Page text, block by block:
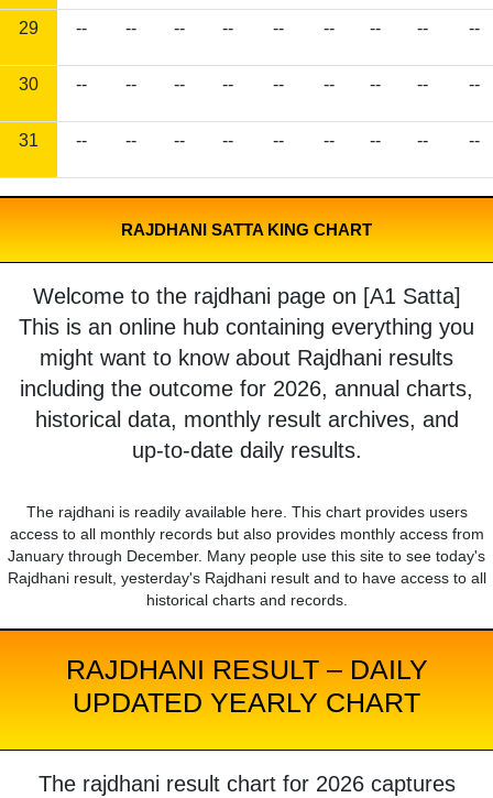
29 -- -- -- -- -- -- -- -- --
30 -- -- -- -- -- -- -- -- --
31 -- -- -- -- -- -- -- -- --
RAJDHANI SATTA KING CHART
Welcome to the rajdhani page on [A1 Satta]
This is an online hub containing everything you
might want to know about Rajdhani results
including the outcome for 2026, annual charts,
historical data, monthly result archives, and
up-to-date daily results.
The rajdhani is readily available here. This chart provides users
access to all monthly records but also provides monthly access from
January through December. Many people use this site to see today's
Rajdhani result, yesterday's Rajdhani result and to have access to all
historical charts and records.
RAJDHANI RESULT – DAILY
UPDATED YEARLY CHART
The rajdhani result chart for 2026 captures